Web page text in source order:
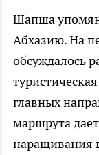
Шапша
Абхазию. На
обсуждалось
главных
маршрута
наращивания